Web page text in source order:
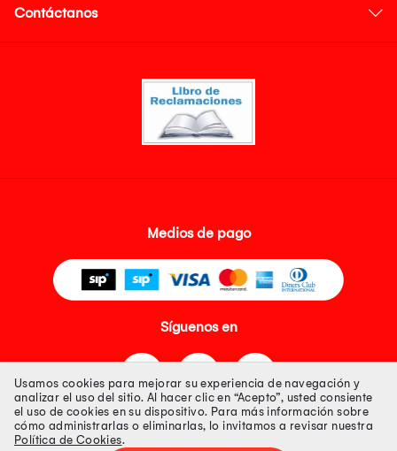
Contáctanos
Medios de pago
Síguenos en
Tienda 100% Segura
Usamos cookies para mejorar su experiencia de navegación y
analizar el uso del sitio. Al hacer clic en “Acepto”, usted consiente
el uso de cookies en su dispositivo. Para más información sobre
cómo administrarlas o eliminarlas, lo invitamos a revisar nuestra
Política de Cookies.